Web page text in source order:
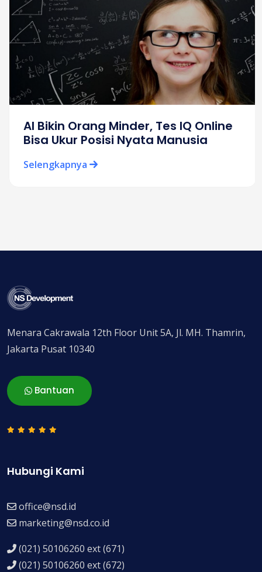
AI Bikin Orang Minder, Tes IQ Online
Bisa Ukur Posisi Nyata Manusia
Selengkapnya
Menara Cakrawala 12th Floor Unit 5A, Jl. MH. Thamrin,
Jakarta Pusat 10340
Bantuan
Hubungi Kami
office@nsd.id
marketing@nsd.co.id
(021) 50106260 ext (671)
(021) 50106260 ext (672)